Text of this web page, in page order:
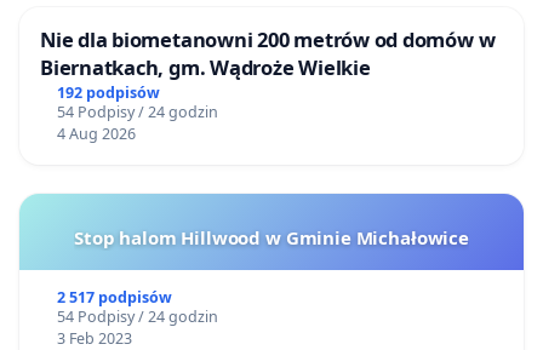
Nie dla biometanowni 200 metrów od domów w
Biernatkach, gm. Wądroże Wielkie
192 podpisów
54 Podpisy / 24 godzin
4 Aug 2026
Stop halom Hillwood w Gminie Michałowice
2 517 podpisów
54 Podpisy / 24 godzin
3 Feb 2023